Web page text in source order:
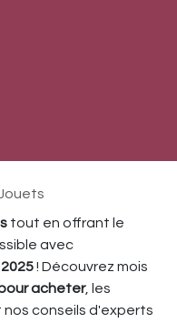
tout en offrant le
avec
! Découvrez mois
acheter, les
conseils d'experts